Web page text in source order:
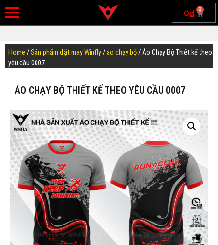
0₫ 0
Home /Sản phẩm đặt may Winfly/áo chạy bộ/ Áo Chạy Bộ Thiết kế theo
yêu cầu 0007
ÁO CHẠY BỘ THIẾT KẾ THEO YÊU CẦU 0007